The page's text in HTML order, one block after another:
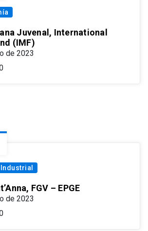
Juvenal, International
(IMF)
de 2023
FGV – EPGE
de 2023